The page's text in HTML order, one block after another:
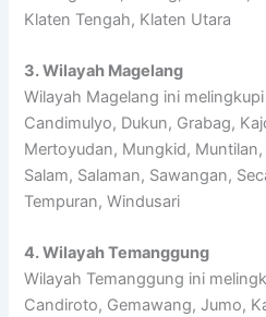
Klaten Tengah, Klaten Utara
3. Wilayah Magelang
Wilayah Magelang ini
Candimulyo, Dukun, Grabag,
Mertoyudan, Mungkid,
Salam, Salaman, Sawangan,
Tempuran, Windusari
4. Wilayah Temanggung
Wilayah Temanggung ini
Candiroto, Gemawang, Jumo,